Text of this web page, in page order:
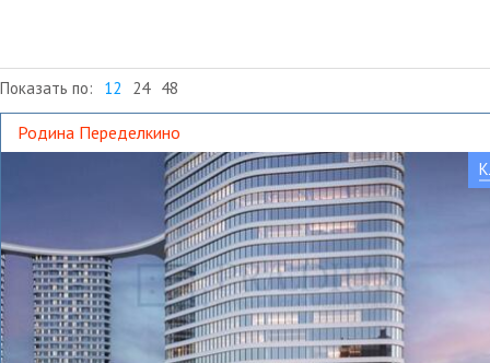
Показать по: 12 24 48
Родина Переделкино